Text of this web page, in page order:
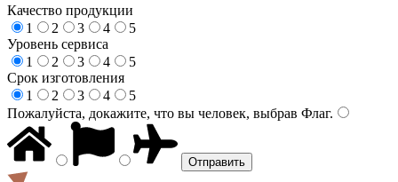
Качество продукции
1
2 3 4
5
Уровень сервиса
1
2 3 4
5
Срок изготовления
1
2 3 4
5
Пожалуйста, докажите, что вы человек, выбрав Флаг.